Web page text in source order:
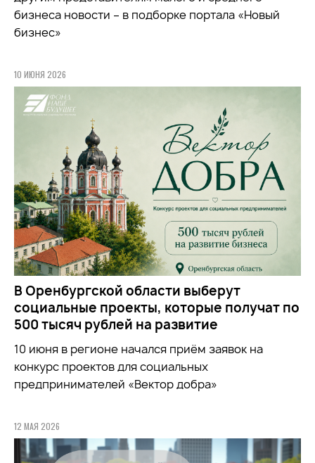
бизнеса новости – в подборке портала «Новый
бизнес»
10 ИЮНЯ 2026
В Оренбургской области выберут
социальные проекты, которые получат по
500 тысяч рублей на развитие
10 июня в регионе начался приём заявок на
конкурс проектов для социальных
предпринимателей «Вектор добра»
12 МАЯ 2026